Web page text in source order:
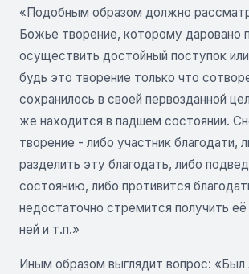
«Подобным образом должно
Божье творение, которому даровано
осуществить достойный поступок
будь это творение только что
сохранилось в своей первозданной
же находится в падшем состоянии.
творение - либо участник благодати,
разделить эту благодать, либо
состоянию, либо противится
недостаточно стремится получить её
ней и т.п.»
Иным образом выглядит вопрос: «Был